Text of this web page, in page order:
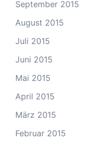
September 2015
August 2015
Juli 2015
Juni 2015
Mai 2015
April 2015
März 2015
Februar 2015